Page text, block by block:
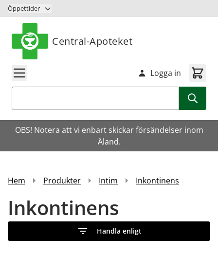
Hoppa till innehåll
Öppettider
Central-Apoteket
Logga in
OBS! Notera att vi enbart skickar försändelser inom
Åland.
Hem Produkter Intim Inkontinens
Inkontinens
Handla enligt